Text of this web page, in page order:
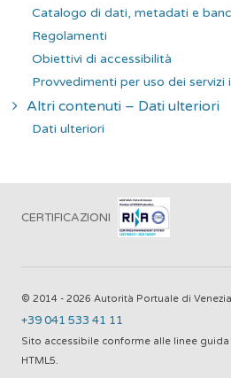
Catalogo di dati, metadati e
Regolamenti
Obiettivi di accessibilità
Provvedimenti per uso dei servizi
Altri contenuti – Dati ulteriori
Dati ulteriori
CERTIFICAZIONI
© 2014 - 2026 Autorità Portuale di
+39 041 533 41 11
Sito accessibile conforme alle linee guida
HTML5.